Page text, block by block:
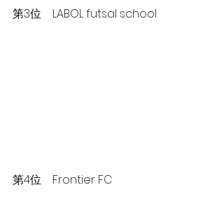
第3位　LABOL futsal school
第4位　Frontier FC